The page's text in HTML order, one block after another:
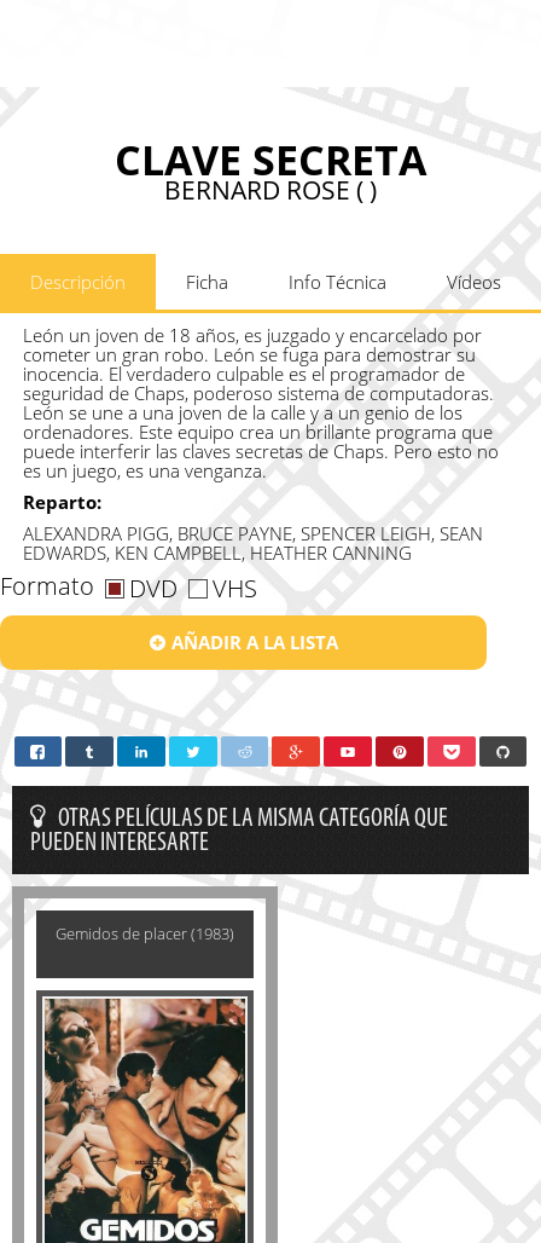
CLAVE SECRETA
BERNARD ROSE ( )
Descripción Ficha Info Técnica Vídeos
León un joven de 18 años, es juzgado y encarcelado por
cometer un gran robo. León se fuga para demostrar su
inocencia. El verdadero culpable es el programador de
seguridad de Chaps, poderoso sistema de computadoras.
León se une a una joven de la calle y a un genio de los
ordenadores. Este equipo crea un brillante programa que
puede interferir las claves secretas de Chaps. Pero esto no
es un juego, es una venganza.
Reparto:
ALEXANDRA PIGG, BRUCE PAYNE, SPENCER LEIGH, SEAN
EDWARDS, KEN CAMPBELL, HEATHER CANNING
Formato DVD VHS
AÑADIR A LA LISTA
OTRAS PELÍCULAS DE LA MISMA CATEGORÍA QUE
PUEDEN INTERESARTE
Gemidos de placer (1983)